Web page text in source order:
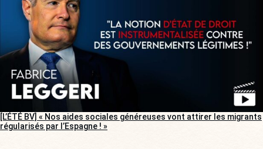
[L’ÉTÉ BV] « Nos aides sociales généreuses vont attirer les migrants
régularisés par l’Espagne ! »